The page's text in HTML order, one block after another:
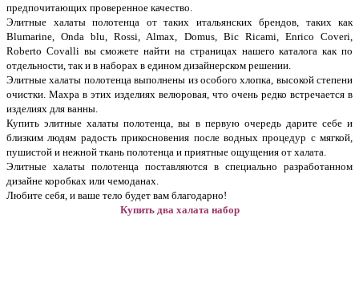
предпочитающих проверенное качество.
Элитные халаты полотенца от таких итальянских брендов, таких как
Blumarine, Onda blu, Rossi, Almax, Domus, Bic Ricami, Enrico Coveri,
Roberto Covalli вы сможете найти на страницах нашего каталога как по
отдельности, так и в наборах в едином дизайнерском решении.
Элитные халаты полотенца выполнены из особого хлопка, высокой степени
очистки. Махра в этих изделиях велюровая, что очень редко встречается в
изделиях для ванны.
Купить элитные халаты полотенца, вы в первую очередь дарите себе и
близким людям радость прикосновения после водных процедур с мягкой,
пушистой и нежной ткань полотенца и приятные ощущения от халата.
Элитные халаты полотенца поставляются в специально разработанном
дизайне коробках или чемоданах.
Любите себя, и ваше тело будет вам благодарно!
Купить два халата набор